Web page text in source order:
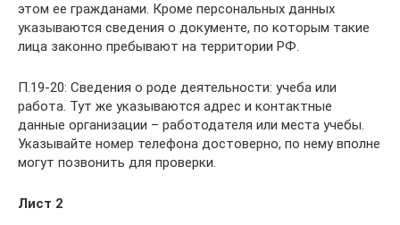
этом ее гражданами. Кроме персональных данных
указываются сведения о документе, по которым такие
лица законно пребывают на территории РФ.
П.19-20: Сведения о роде деятельности: учеба или
работа. Тут же указываются адрес и контактные
данные организации – работодателя или места учебы.
Указывайте номер телефона достоверно, по нему вполне
могут позвонить для проверки.
Лист 2